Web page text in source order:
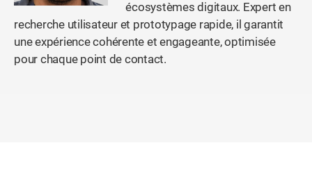
écosystèmes digitaux. Expert en
recherche utilisateur et prototypage rapide, il garantit
une expérience cohérente et engageante, optimisée
pour chaque point de contact.